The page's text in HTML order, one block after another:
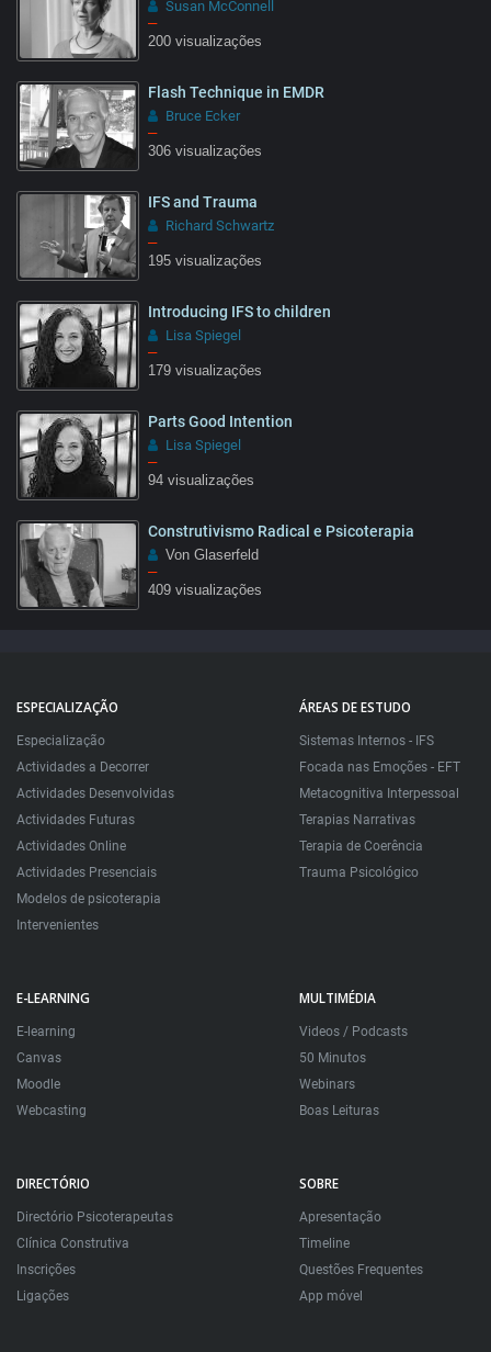
Susan McConnell
–
200 visualizações
Flash Technique in EMDR
Bruce Ecker
–
306 visualizações
IFS and Trauma
Richard Schwartz
–
195 visualizações
05:55
Introducing IFS to children
Lisa Spiegel
–
179 visualizações
Parts Good Intention
Lisa Spiegel
–
94 visualizações
Construtivismo Radical e Psicoterapia
Von Glaserfeld
–
409 visualizações
ESPECIALIZAÇÃO
Especialização
Actividades a Decorrer
Actividades Desenvolvidas
Actividades Futuras
Actividades Online
Actividades Presenciais
Modelos de psicoterapia
Intervenientes
ÁREAS DE ESTUDO
Sistemas Internos - IFS
Focada nas Emoções - EFT
Metacognitiva Interpessoal
Terapias Narrativas
Terapia de Coerência
Trauma Psicológico
E-LEARNING
E-learning
Canvas
Moodle
Webcasting
MULTIMÉDIA
Videos / Podcasts
50 Minutos
Webinars
Boas Leituras
DIRECTÓRIO
Directório Psicoterapeutas
Clínica Construtiva
Inscrições
Ligações
SOBRE
Apresentação
Timeline
Questões Frequentes
App móvel